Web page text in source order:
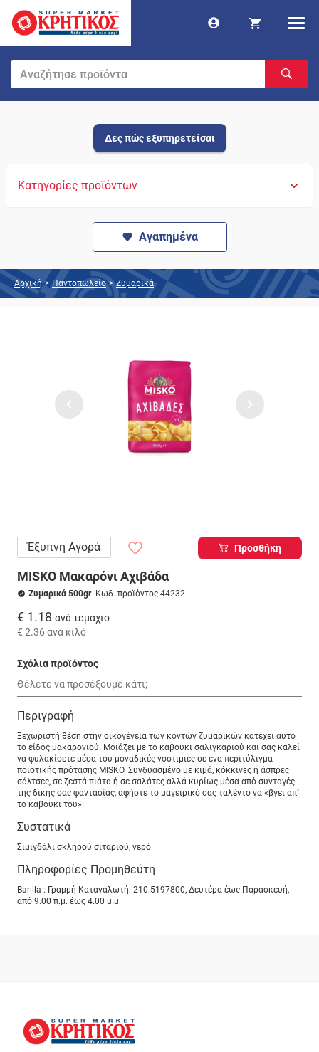
Δες πώς εξυπηρετείσαι
Κατηγορίες προϊόντων
Αγαπημένα
Αρχική > Παντοπωλείο > Ζυμαρικά
Έξυπνη Αγορά Προσθήκη
MISKO Μακαρόνι Αχιβάδα
Ζυμαρικά 500gr- Κωδ. προϊόντος 44232
€ 1.18 ανά τεμάχιο
€ 2.36 ανά κιλό
Σχόλια προϊόντος
Περιγραφή
Ξεχωριστή θέση στην οικογένεια των κοντών ζυµαρικών κατέχει αυτό
το είδος µακαρονιού. Μοιάζει µε το καβούκι σαλιγκαριού και σας καλεί
να φυλακίσετε µέσα του µοναδικές νοστιµιές σε ένα περιτύλιγµα
ποιοτικής πρότασης MISKO. Συνδυασµένο µε κιµά, κόκκινες ή άσπρες
σάλτσες, σε ζεστά πιάτα ή σε σαλάτες αλλά κυρίως µέσα από συνταγές
της δικής σας φαντασίας, αφήστε το µαγειρικό σας ταλέντο να «βγει απ`
το καβούκι του»!
Συστατικά
Σιμιγδάλι σκληρού σιταριού, νερό.
Πληροφορίες Προμηθεύτη
Barilla : Γραμμή Καταναλωτή: 210-5197800, Δευτέρα έως Παρασκευή,
από 9.00 π.μ. έως 4.00 μ.μ.